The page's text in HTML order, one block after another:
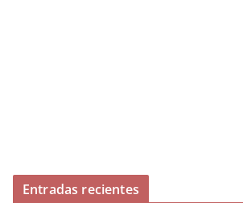
Entradas recientes